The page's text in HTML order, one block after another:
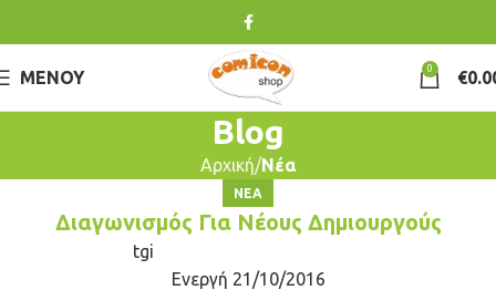
ΜΕΝΟΎ 0 €
Blog
Αρχική Νέα
ΝΈΑ
Διαγωνισμός Για Νέους Δημιουργούς
tgi
Ενεργή 21/10/2016